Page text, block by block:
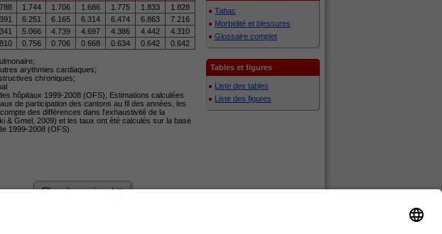
1.744 1.706 1.686 1.775 1.833
1.828
6.251 6.165 6.314 6.474 6.863
7.216
5.066 4.739 4.697 4.386 4.442
4.310
0.756 0.706 0.668 0.634 0.642 0.642
arythmies cardiaques;
chroniques;
hôpitaux 1999-2008 (OFS); Estimations calculées
de participation des cantons au fil des années, les
des différences dans l'exhaustivité de la
& Gmel, 2009) et les taux ont été calculés sur la base
1999-2008 (OFS).
Chapitre suivant»
Tabac
Morbidité et blessures
Glossaire complet
Tables et figures
Liste des tables
Liste des figures